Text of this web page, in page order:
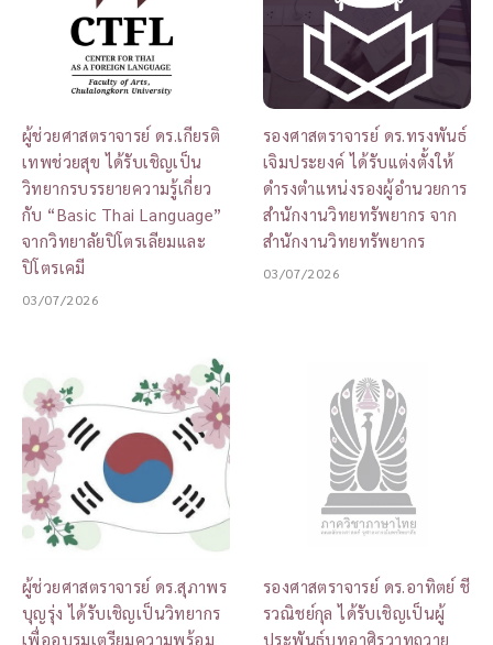
ผู้ช่วยศาสตราจารย์ ดร.เกียรติ
เทพช่วยสุข ได้รับเชิญเป็น
วิทยากรบรรยายความรู้เกี่ยว
กับ “Basic Thai Language”
จากวิทยาลัยปิโตรเลียมและ
ปิโตรเคมี
03/07/2026
รองศาสตราจารย์ ดร.ทรงพันธ์
เจิมประยงค์ ได้รับแต่งตั้งให้
ดำรงตำแหน่งรองผู้อำนวยการ
สำนักงานวิทยทรัพยากร จาก
สำนักงานวิทยทรัพยากร
03/07/2026
ผู้ช่วยศาสตราจารย์ ดร.สุภาพร
บุญรุ่ง ได้รับเชิญเป็นวิทยากร
เพื่ออบรมเตรียมความพร้อม
รองศาสตราจารย์ ดร.อาทิตย์ ชี
รวณิชย์กุล ได้รับเชิญเป็นผู้
ประพันธ์บทอาศิรวาทถวาย